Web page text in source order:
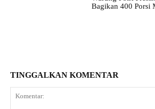
Bagikan 400 Porsi
TINGGALKAN KOMENTAR